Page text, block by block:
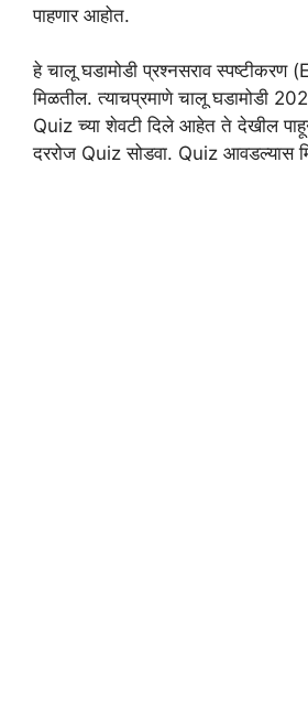
पाहणार आहोत.
हे चालू घडामोडी प्रश्नसराव
मिळतील. त्याचप्रमाणे चालू घडामोडी
Quiz च्या शेवटी दिले आहेत ते देखील
दररोज Quiz सोडवा. Quiz आवडल्यास